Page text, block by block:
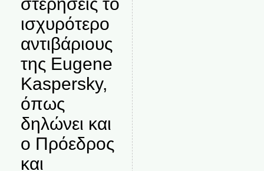
ισχυρότερο
αντιβάριους
της Eugene
Kaspersky,
όπως
δηλώνει και
ο Πρόεδρος
και